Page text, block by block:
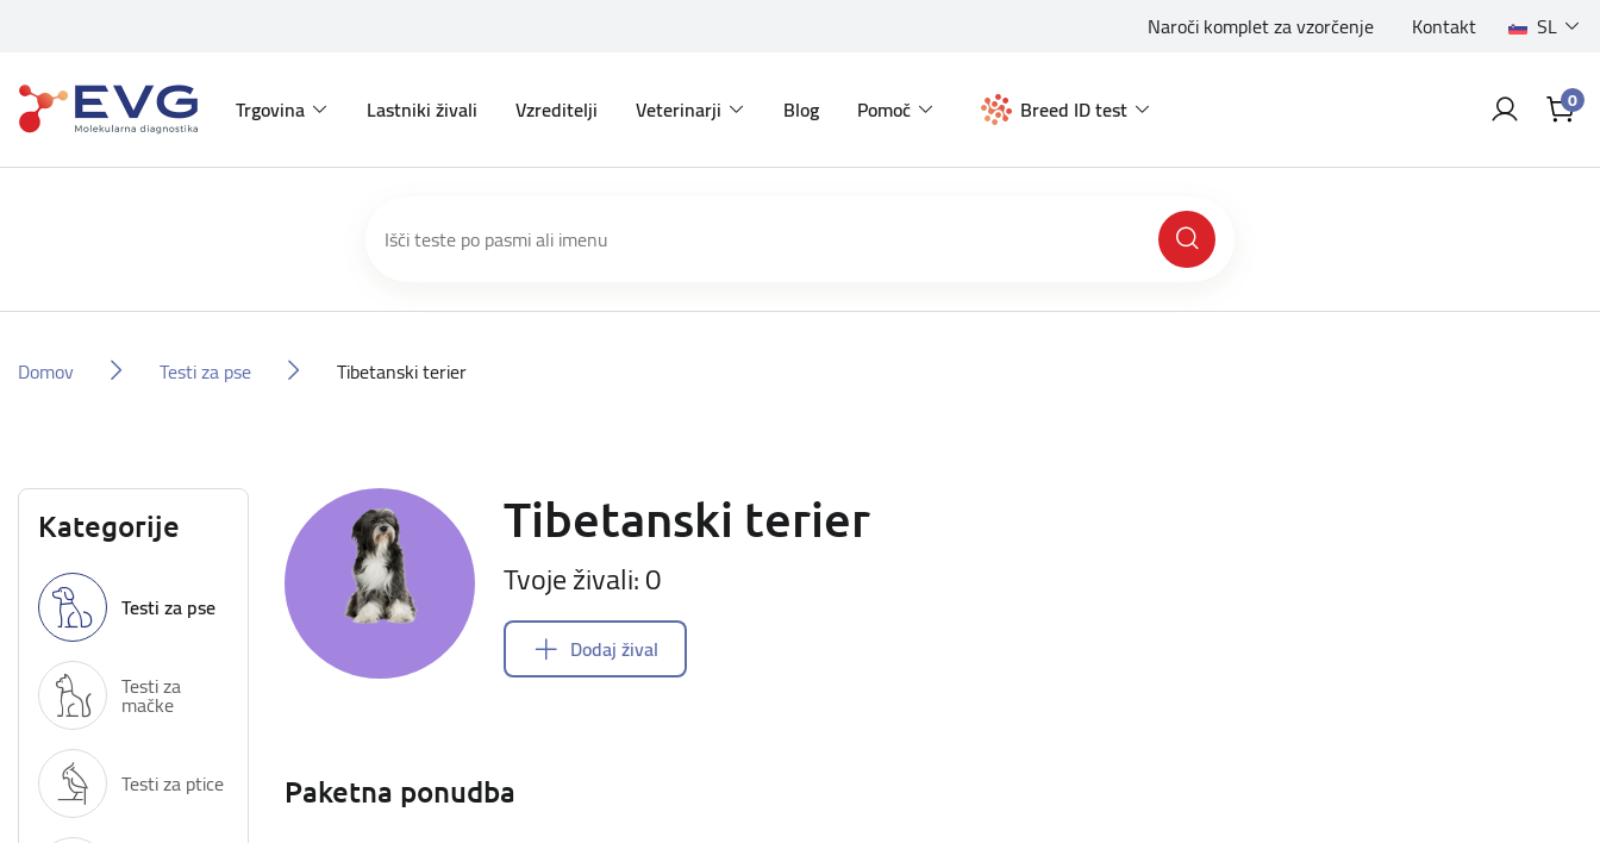
Naroči komplet za vzorčenje Kontakt SL
Trgovina Lastniki živali Vzreditelji Veterinarji Blog Pomoč Breed ID test 0
Domov Testi za pse Tibetanski terier
Kategorije
Testi za pse
Testi za
mačke
Testi za ptice
Tibetanski terier
Tvoje živali: 0
Dodaj žival
Paketna ponudba